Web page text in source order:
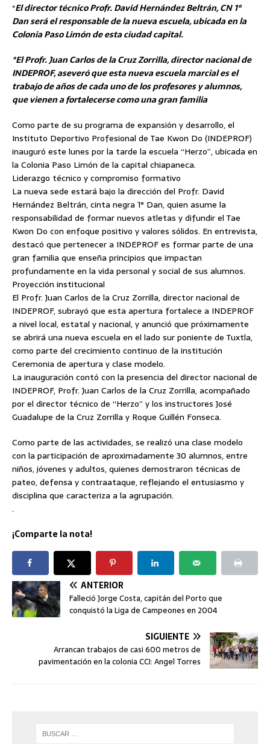
*El director técnico Profr. David Hernández Beltrán, CN 1°
Dan será el responsable de la nueva escuela, ubicada en la
Colonia Paso Limón de esta ciudad capital.
*El Profr. Juan Carlos de la Cruz Zorrilla, director nacional de
INDEPROF, aseveró que esta nueva escuela marcial es el
trabajo de años de cada uno de los profesores y alumnos,
que vienen a fortalecerse como una gran familia
Como parte de su programa de expansión y desarrollo, el
Instituto Deportivo Profesional de Tae Kwon Do (INDEPROF)
inauguró este lunes por la tarde la escuela “Herzo”, ubicada en
la Colonia Paso Limón de la capital chiapaneca.
Liderazgo técnico y compromiso formativo
La nueva sede estará bajo la dirección del Profr. David
Hernández Beltrán, cinta negra 1° Dan, quien asume la
responsabilidad de formar nuevos atletas y difundir el Tae
Kwon Do con enfoque positivo y valores sólidos. En entrevista,
destacó que pertenecer a INDEPROF es formar parte de una
gran familia que enseña principios que impactan
profundamente en la vida personal y social de sus alumnos.
Proyección institucional
El Profr. Juan Carlos de la Cruz Zorrilla, director nacional de
INDEPROF, subrayó que esta apertura fortalece a INDEPROF
a nivel local, estatal y nacional, y anunció que próximamente
se abrirá una nueva escuela en el lado sur poniente de Tuxtla,
como parte del crecimiento continuo de la institución
Ceremonia de apertura y clase modelo.
La inauguración contó con la presencia del director nacional de
INDEPROF, Profr. Juan Carlos de la Cruz Zorrilla, acompañado
por el director técnico de “Herzo” y los instructores José
Guadalupe de la Cruz Zorrilla y Roque Guillén Fonseca.
Como parte de las actividades, se realizó una clase modelo
con la participación de aproximadamente 30 alumnos, entre
niños, jóvenes y adultos, quienes demostraron técnicas de
pateo, defensa y contraataque, reflejando el entusiasmo y
disciplina que caracteriza a la agrupación.
.
¡Comparte la nota!
ANTERIOR
Falleció Jorge Costa, capitán del Porto que
conquistó la Liga de Campeones en 2004
SIGUIENTE
Arrancan trabajos de casi 600 metros de
pavimentación en la colonia CCI: Angel Torres